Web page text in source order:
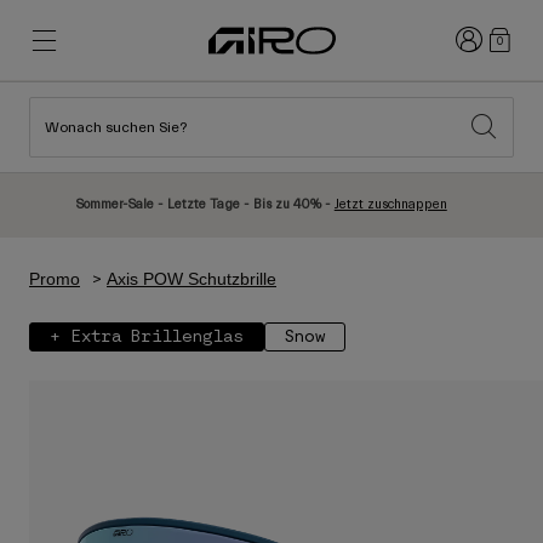
Neuzugänge
Rennrad Helme
Neuzugänge
Ski
Anmelden
0
Wonach suchen Sie?
Sommer-Sale - Letzte Tage - Bis zu 40% - Jetzt zuschnappen
Promo Axis POW Schutzbrille
+ Extra Brillenglas Snow